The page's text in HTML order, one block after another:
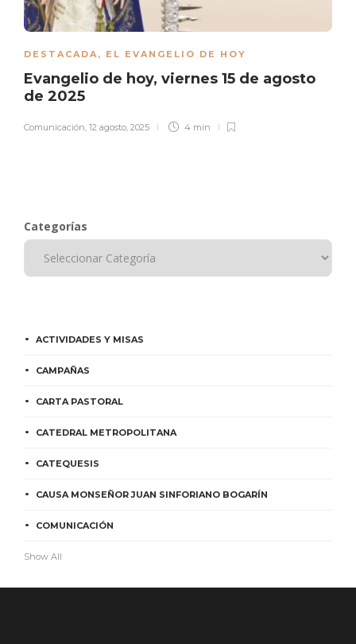
DESTACADA, EL EVANGELIO DE HOY
Evangelio de hoy, viernes 15 de agosto
de 2025
Comunicación, 12 agosto, 2025 4 min
Categorías
ACTIVIDADES Y MISAS
CAMPAÑAS
CARTA PASTORAL
CATEDRAL METROPOLITANA
CATEQUESIS
CAUSA MONSEÑOR JUAN SINFORIANO BOGARÍN
COMUNICACIÓN
Show All